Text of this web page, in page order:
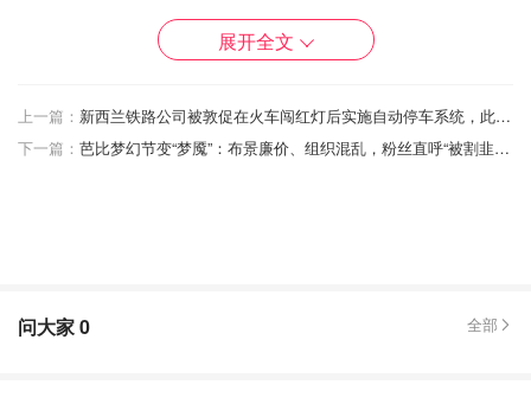
该公司实地了解情况。
澳大利亚生产的，补铁口服液来自新西兰。
确认产地信息，不提供工厂信息。相关资料会提供给平台，
而不会向个人公开。
展开全文
上一篇：
新西兰铁路公司被敦促在火车闯红灯后实施自动停车系统，此前曾发生险情。
下一篇：
芭比梦幻节变“梦魇”：布景廉价、组织混乱，粉丝直呼“被割韭菜”
问大家0 全部